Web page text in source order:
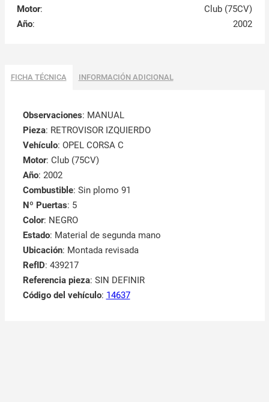
Motor:
Club (75CV)
Año: 2002
FICHA TÉCNICA INFORMACIÓN ADICIONAL
Observaciones: MANUAL
Pieza: RETROVISOR IZQUIERDO
Vehículo: OPEL CORSA C
Motor: Club (75CV)
Año: 2002
Combustible: Sin plomo 91
Nº Puertas: 5
Color: NEGRO
Estado: Material de segunda mano
Ubicación: Montada revisada
RefID: 439217
Referencia pieza: SIN DEFINIR
Código del vehículo: 14637